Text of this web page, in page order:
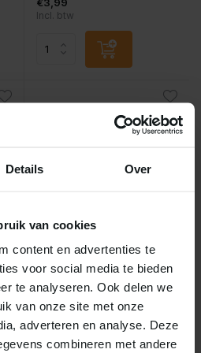
Details Over
van cookies
content en advertenties te
voor social media te bieden
te analyseren. Ook delen we
van onze site met onze
adverteren en analyse. Deze
combineren met andere
Incl. btw
Exil
Exil no worm pro kat 2
tablet >2kg
...